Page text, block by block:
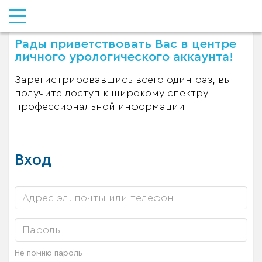
Рады приветствовать Вас в центре
личного урологического аккаунта!
Зарегистрировавшись всего один раз, вы
получите доступ к широкому спектру
профессиональной информации
Вход
Не помню пароль